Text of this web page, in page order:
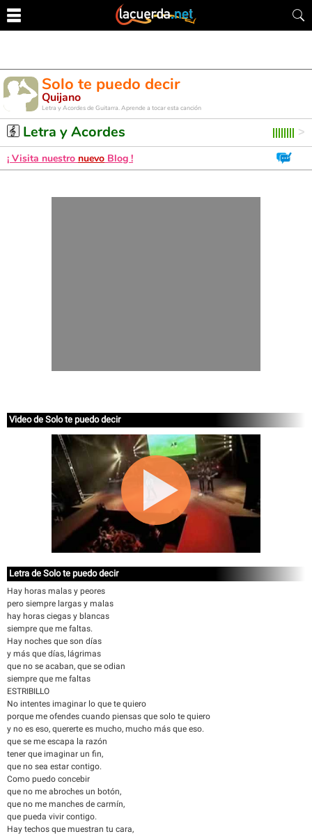
Solo te puedo decir
Quijano
Letra y Acordes de Guitarra. Aprende a tocar esta canción
Letra y Acordes
¡ Visita nuestro nuevo Blog !
Video de Solo te puedo decir
Letra de Solo te puedo decir
Hay horas malas y peores
pero siempre largas y malas
hay horas ciegas y blancas
siempre que me faltas.
Hay noches que son días
y más que días, lágrimas
que no se acaban, que se odian
siempre que me faltas
ESTRIBILLO
No intentes imaginar lo que te quiero
porque me ofendes cuando piensas que solo te quiero
y no es eso, quererte es mucho, mucho más que eso.
que se me escapa la razón
tener que imaginar un fin,
que no sea estar contigo.
Como puedo concebir
que no me abroches un botón,
que no me manches de carmín,
que pueda vivir contigo.
Hay techos que muestran tu cara,